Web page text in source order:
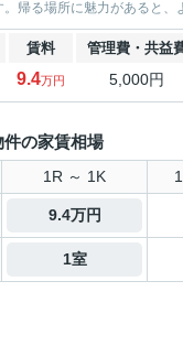
帰る場所に魅力があると
賃料 管理費・共益
9.4万円 5,000円
の家賃相場
1R ～ 1K
9.4万円
1室